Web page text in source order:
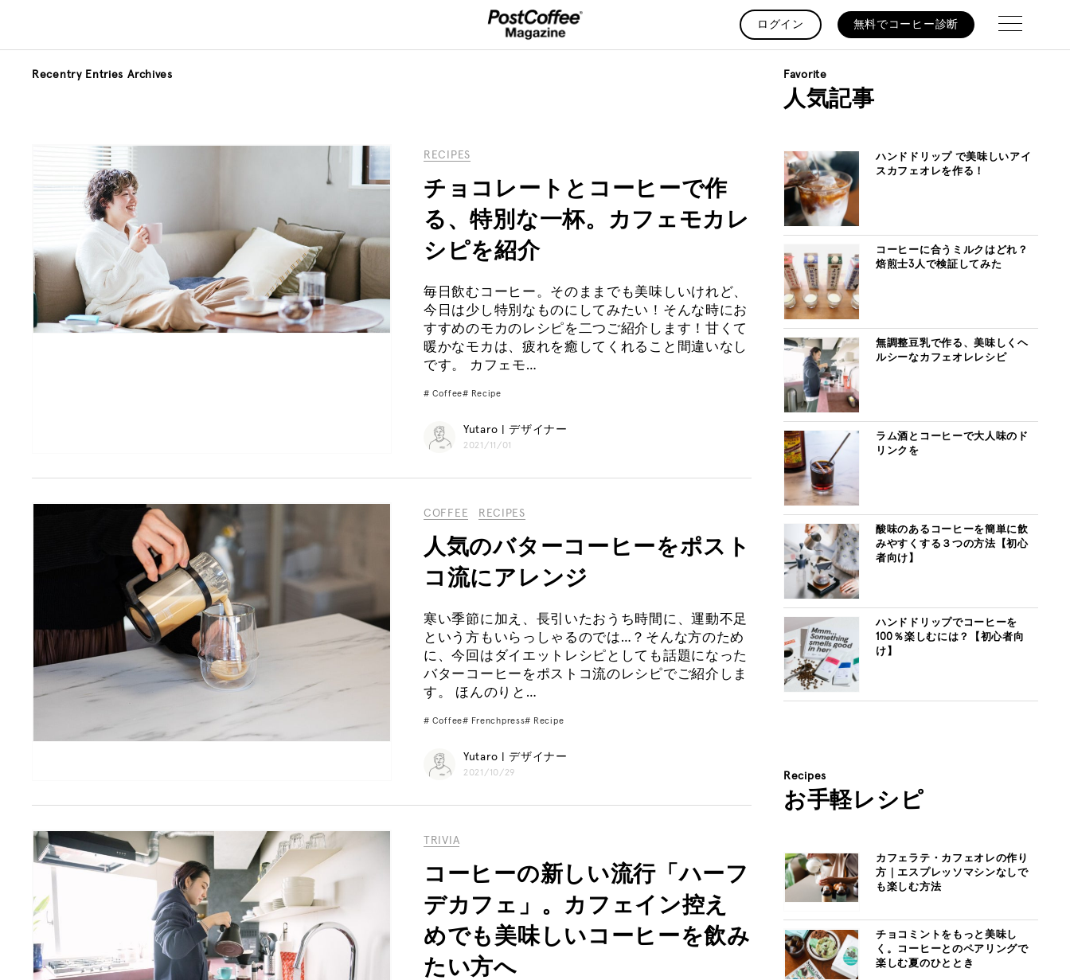
ログイン 無料でコーヒー診断
Recentry Entries Archives
RECIPES
チョコレートとコーヒーで作
る、特別な一杯。カフェモカレ
シピを紹介
毎日飲むコーヒー。そのままでも美味しいけれど、
今日は少し特別なものにしてみたい！そんな時にお
すすめのモカのレシピを二つご紹介します！甘くて
暖かなモカは、疲れを癒してくれること間違いなし
です。 カフェモ…
Coffee Recipe
Yutaro | デザイナー
2021/11/01
COFFEE RECIPES
人気のバターコーヒーをポスト
コ流にアレンジ
寒い季節に加え、長引いたおうち時間に、運動不足
という方もいらっしゃるのでは…？そんな方のため
に、今回はダイエットレシピとしても話題になった
バターコーヒーをポストコ流のレシピでご紹介しま
す。 ほんのりと…
Coffee Frenchpress Recipe
Yutaro | デザイナー
2021/10/29
TRIVIA
コーヒーの新しい流行「ハーフ
デカフェ」。カフェイン控え
めでも美味しいコーヒーを飲み
たい方へ
Favorite
人気記事
ハンドドリップ で美味しいアイ
スカフェオレを作る！
コーヒーに合うミルクはどれ？
焙煎士3人で検証してみた
無調整豆乳で作る、美味しくヘ
ルシーなカフェオレレシピ
ラム酒とコーヒーで大人味のド
リンクを
酸味のあるコーヒーを簡単に飲
みやすくする３つの方法【初心
者向け】
ハンドドリップでコーヒーを
100％楽しむには？【初心者向
け】
Recipes
お手軽レシピ
カフェラテ・カフェオレの作り
方｜エスプレッソマシンなしで
も楽しむ方法
チョコミントをもっと美味し
く。コーヒーとのペアリングで
楽しむ夏のひととき